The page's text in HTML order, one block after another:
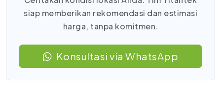
siap memberikan rekomendasi dan estimasi
harga, tanpa komitmen.
Konsultasi via WhatsApp